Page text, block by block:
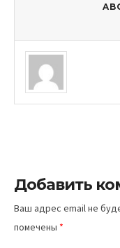
Добавить
Ваш адрес email не
помечены *